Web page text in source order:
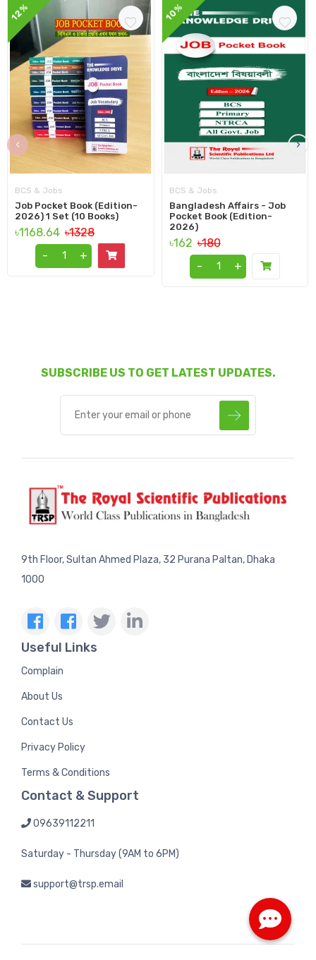
12%
BCS & Jobs
Job Pocket Book (Edition-
2026) 1 Set (10 Books)
৳1168.64 ৳1328
-
+
10%
BCS & Jobs
Bangladesh Affairs - Job
Pocket Book (Edition-
2026)
৳162 ৳180
-
+
‹ ›
SUBSCRIBE US TO GET LATEST UPDATES.
9th Floor, Sultan Ahmed Plaza, 32 Purana Paltan, Dhaka
1000
Useful Links
Complain
About Us
Contact Us
Privacy Policy
Terms & Conditions
Contact & Support
09639112211
Saturday - Thursday (9AM to 6PM)
support@trsp.email